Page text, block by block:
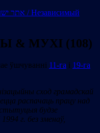
& МУХІ (108)
ўшчуванні 11-га і 19-га
сход грамадскай
распачаць працу над
будзе
г. без зменаў,